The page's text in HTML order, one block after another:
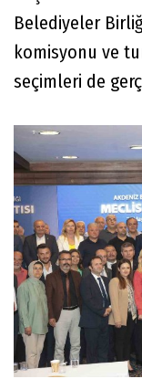
Belediyeler
komisyonu ve
seçimleri de